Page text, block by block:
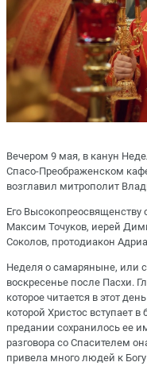
Вечером 9 мая, в канун
Спасо-Преображенском
возглавил митрополит
Его
Максим Точуков, иерей
Соколов, протодиакон
Неделя о самаряныне, или
воскресенье после Пасхи.
которое читается в этот
которой Христос вступает
предании сохранилось ее
разговора со Спасителем
привела много людей к